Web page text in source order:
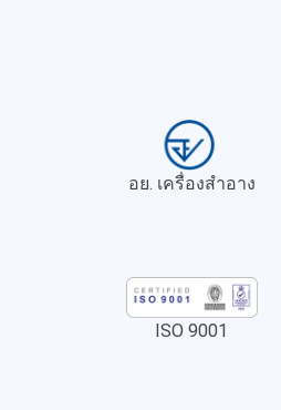
อย. เครื่องสำอาง
ISO 9001